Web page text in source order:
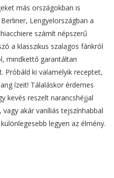
más országokban is
Lengyelországban a
számít népszerű
a klasszikus szalagos fánkról
mindkettő garantáltan
Próbáld ki valamelyik receptet,
ízeit! Tálaláskor érdemes
kevés reszelt narancshéjjal
akár vaníliás tejszínhabbal
legyen az élmény.